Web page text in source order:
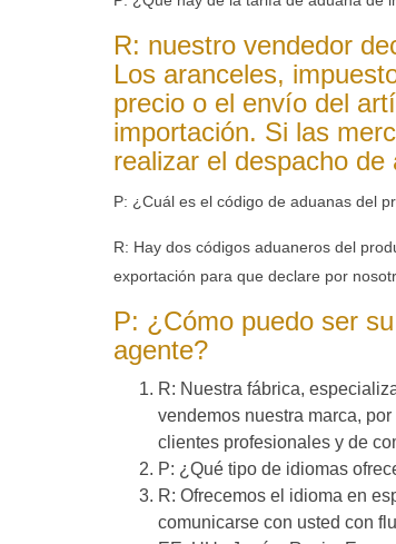
R: nuestro vendedor
Los aranceles,
precio o el envío del
importación. Si las
realizar el despacho
P: ¿Cuál es el código de aduanas del
R: Hay dos códigos aduaneros del
exportación para que declare por
P: ¿Cómo puedo ser
agente?
R: Nuestra fábrica,
vendemos nuestra marca,
clientes profesionales y de
P: ¿Qué tipo de idiomas
R: Ofrecemos el idioma en
comunicarse con usted con